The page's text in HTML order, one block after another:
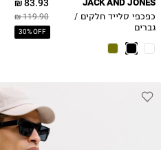
83.93 ₪
119.90 ₪
30% OFF
JACK AND JONES
כפכפי סלייד חלקים /
גברים